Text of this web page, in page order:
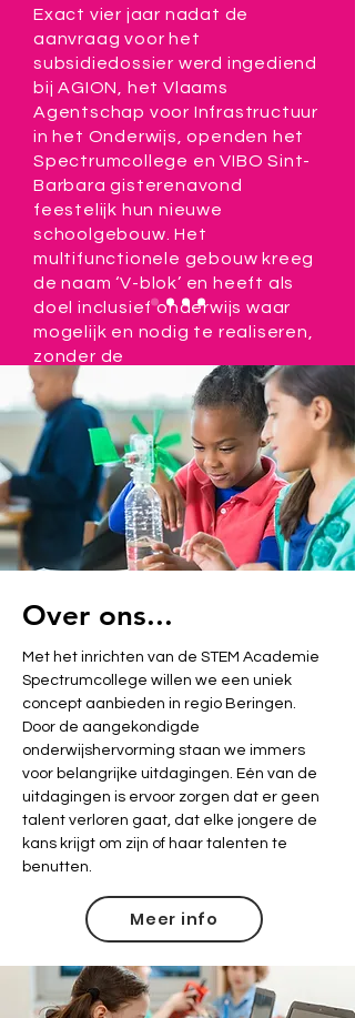
Exact vier jaar nadat de
aanvraag voor het
subsidiedossier werd ingediend
bij AGION, het Vlaams
Agentschap voor Infrastructuur
in het Onderwijs, openden het
Spectrumcollege en VIBO Sint-
Barbara gisterenavond
feestelijk hun nieuwe
schoolgebouw. Het
multifunctionele gebouw kreeg
de naam ‘V-blok’ en heeft als
doel inclusief onderwijs waar
mogelijk en nodig te realiseren,
zonder de
ondersteuningsnoden van de
leerlingen uit het oog te
verliezen.
Over ons...
Met het inrichten van de STEM Academie
Spectrumcollege willen we een uniek
concept aanbieden in regio Beringen.
Door de aangekondigde
onderwijshervorming staan we immers
voor belangrijke uitdagingen. Eén van de
uitdagingen is ervoor zorgen dat er geen
talent verloren gaat, dat elke jongere de
kans krijgt om zijn of haar talenten te
benutten.
Meer info